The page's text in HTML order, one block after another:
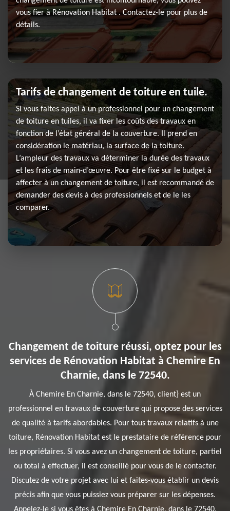
vous fier à Rénovation Habitat . Contactez-le pour plus de
détails.
Tarifs de changement de toiture en tuile.
Si vous faites appel à un professionnel pour un changement
de toiture en tuiles, il va fixer les coûts des travaux en
fonction de l’état général de la couverture. Il prend en
considération le matériau, la surface de la toiture.
L’ampleur des travaux va déterminer la durée des travaux
et les frais de main-d’œuvre. Pour être fixé sur le budget à
affecter à un changement de toiture, il est recommandé de
demander des devis à des professionnels et de le les
comparer.
Changement de toiture réussi, optez pour les
services de Rénovation Habitat à Chemire En
Charnie, dans le 72540.
À Chemire En Charnie, dans le 72540, client} est un
professionnel en travaux de couverture qui propose des services
de qualité à tarifs abordables. Pour tous travaux relatifs à une
toiture, Rénovation Habitat est le prestataire de référence pour
les propriétaires. Si vous avez un changement de toiture, partiel
ou total à effectuer, il est conseillé pour vous de le contacter.
Discutez de votre projet avec lui et faites-vous établir un devis
précis afin que vous puissiez vous préparer sur les dépenses.